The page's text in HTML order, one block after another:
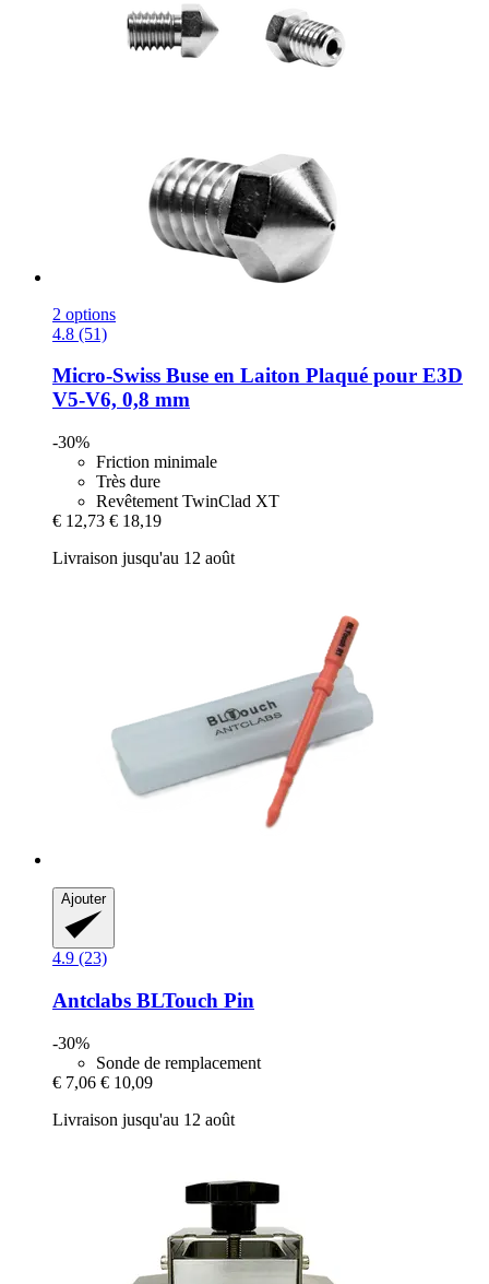
2 options
4.8 (51)
Micro-Swiss Buse en Laiton Plaqué pour E3D
V5-​V6, 0,8 mm
-30%
Friction minimale
Très dure
Revêtement TwinClad XT
€ 12,73 € 18,19
Livraison jusqu'au 12 août
Ajouter
4.9 (23)
Antclabs BLTouch Pin
-30%
Sonde de remplacement
€ 7,06 € 10,09
Livraison jusqu'au 12 août